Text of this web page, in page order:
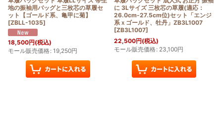
地の振袖用バッグと三枚芯の草履セ
ット【ゴールド系、亀甲に菊】
[ZBLL-1035]
18,500円(税込)
モール販売価格: 19,250円
に 3Lサイズ 三枚芯の草履(適応：
26.0cm-27.5cm位)セット「エンジ
系ｘゴールド、牡丹」ZB3L1007
[ZB3L1007]
22,500円(税込)
モール販売価格: 23,100円